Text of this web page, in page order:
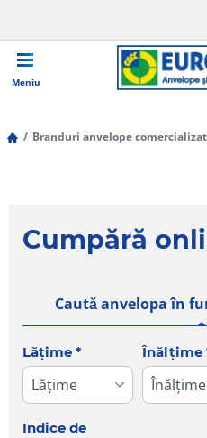
Meniu
Branduri anvelope
Cumpără
Caută anvelopa în
Tab updated: Caută
Lățime * Înălțime
Indice de